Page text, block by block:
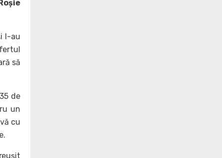
l-au
să
de
un
cu